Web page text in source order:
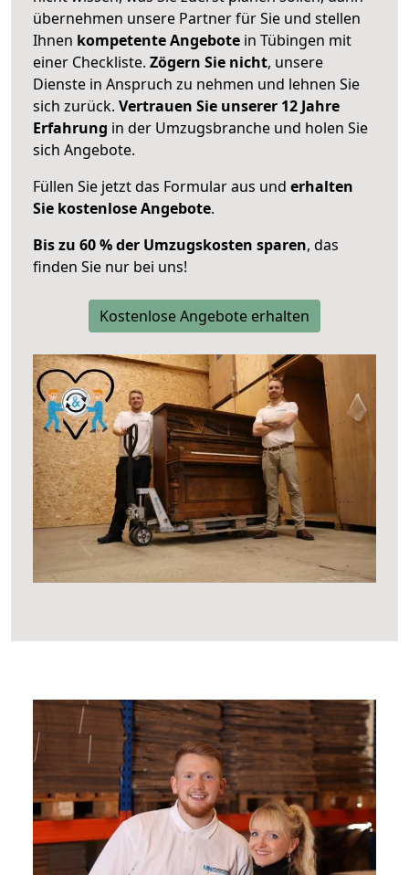
übernehmen unsere Partner für Sie und stellen
Ihnen kompetente Angebote in Tübingen mit
einer Checkliste. Zögern Sie nicht, unsere
Dienste in Anspruch zu nehmen und lehnen Sie
sich zurück. Vertrauen Sie unserer 12 Jahre
Erfahrung in der Umzugsbranche und holen Sie
sich Angebote.
Füllen Sie jetzt das Formular aus und erhalten
Sie kostenlose Angebote.
Bis zu 60 % der Umzugskosten sparen, das
finden Sie nur bei uns!
Kostenlose Angebote erhalten